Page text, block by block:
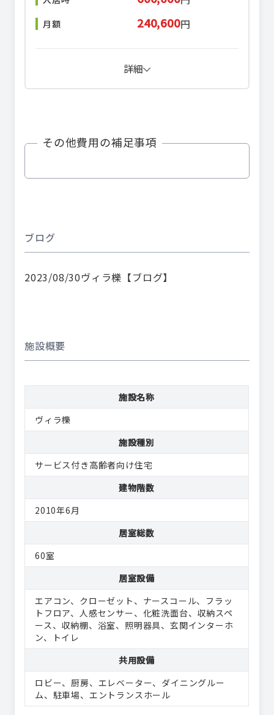
月額 240,600円
詳細
その他費用の補足事項
ブログ
2023/08/30ヴィラ櫟【ブログ】
施設概要
施設名称
ヴィラ櫟
施設種別
サービス付き高齢者向け住宅
建物階数
2010年6月
居室総数
60室
居室設備
エアコン
クローゼット ナースコール
フラッ
トフロア
人感センサー 化粧洗面台
収納スペ
ース
収納棚 浴室 照明器具
玄関インターホ
ン
トイレ
共用設備
ロビー
厨房 エレベーター
ダイニングルー
ム
駐車場 エントランスホール